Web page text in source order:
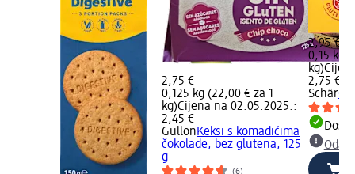
2,75 €
0,125 kg (22,00 € za 1
kg)Cijena na 02.05.2025.:
2,45 €
GullonKeksi s komadićima
čokolade, bez glutena, 125
g
(6)
2,95 €
0,15 kg
kg)
2,75 €
Schär